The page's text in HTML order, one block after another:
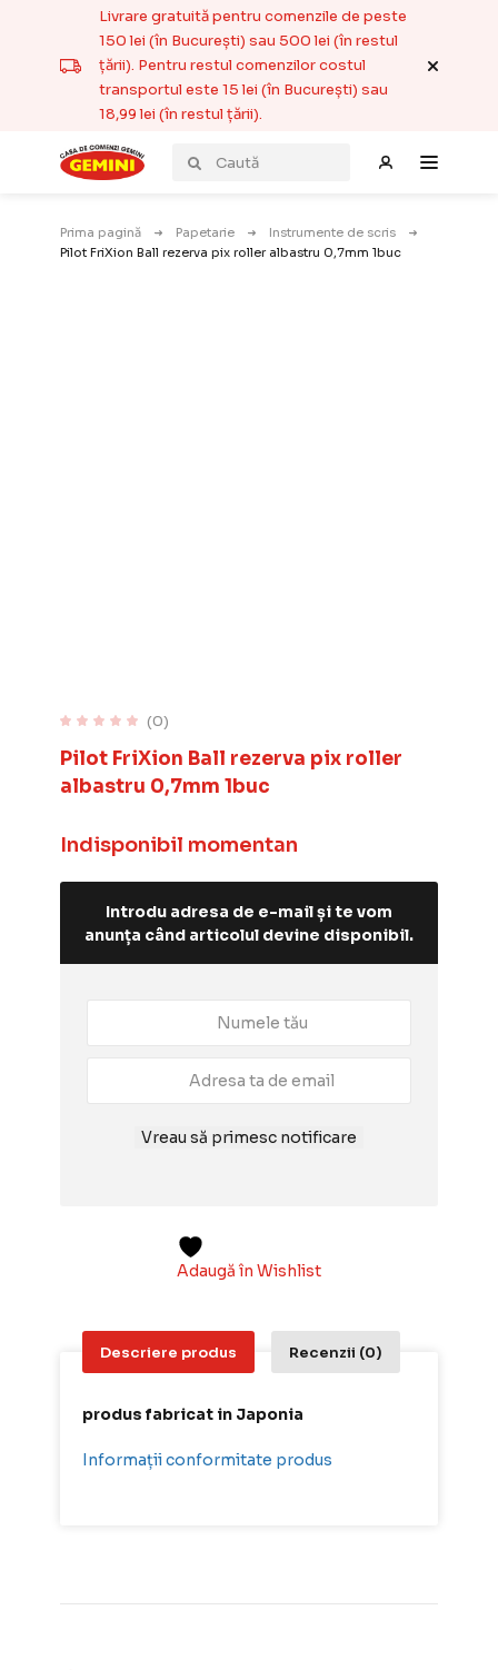
Livrare gratuită pentru comenzile de peste
150 lei (în București) sau 500 lei (în restul
țării). Pentru restul comenzilor costul
transportul este 15 lei (în București) sau
18,99 lei (în restul țării).
Prima pagină Papetarie
Instrumente de scris
Pilot FriXion Ball rezerva pix roller albastru 0,7mm 1buc
(0)
Pilot FriXion Ball rezerva pix roller
albastru 0,7mm 1buc
Indisponibil momentan
Introdu adresa de e-mail și te vom
anunța când articolul devine disponibil.
Vreau să primesc notificare
Adaugă în Wishlist
Descriere produs Recenzii (0)
produs fabricat in Japonia
Informații conformitate produs